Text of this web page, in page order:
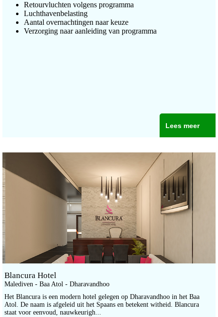
Retourvluchten volgens programma
Luchthavenbelasting
Aantal overnachtingen naar keuze
Verzorging naar aanleiding van programma
Lees meer
Blancura Hotel
Malediven - Baa Atol - Dharavandhoo
Het Blancura is een modern hotel gelegen op Dharavandhoo in het Baa
Atol. De naam is afgeleid uit het Spaans en betekent witheid. Blancura
staat voor eenvoud, nauwkeurigh...